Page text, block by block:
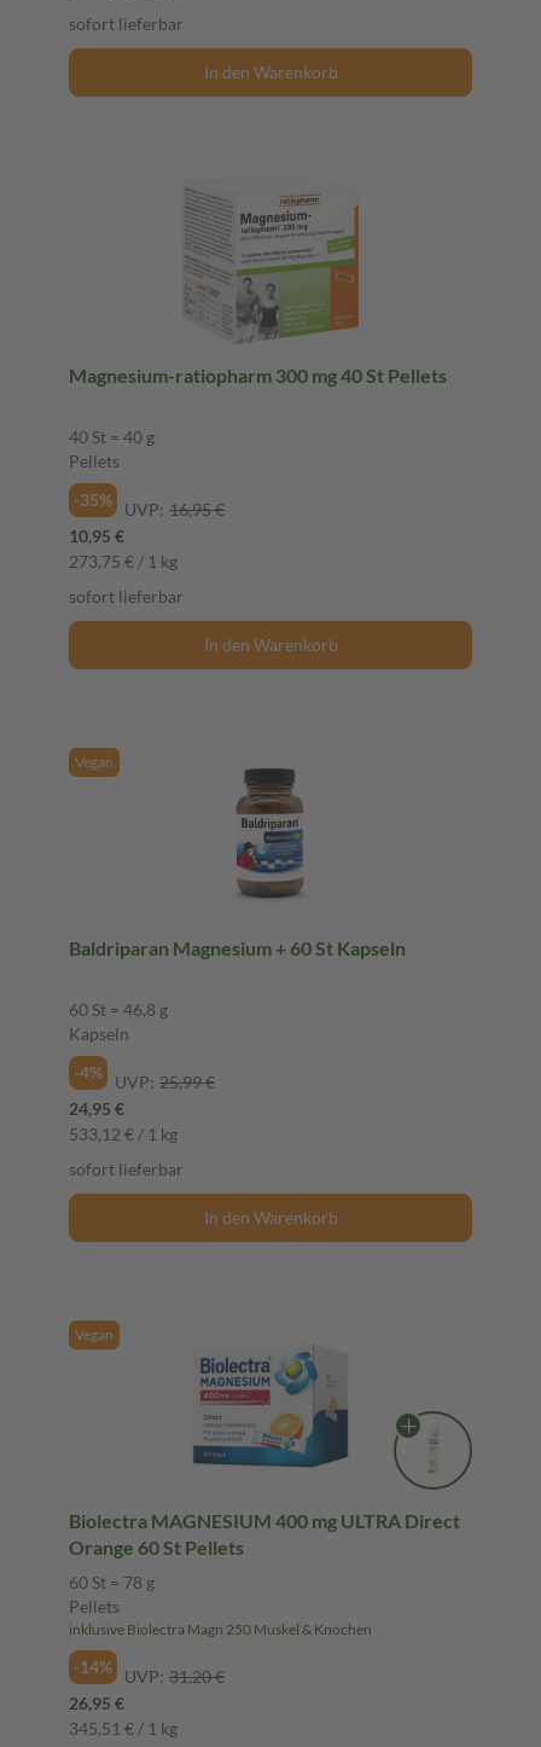
sofort lieferbar
In den Warenkorb
Magnesium-ratiopharm 300 mg 40 St Pellets
40 St = 40 g
Pellets
-35%
UVP: 16,95 €
10,95 €
273,75 € / 1 kg
sofort lieferbar
In den Warenkorb
Vegan
Baldriparan Magnesium + 60 St Kapseln
60 St = 46,8 g
Kapseln
-4%
UVP: 25,99 €
24,95 €
533,12 € / 1 kg
sofort lieferbar
In den Warenkorb
Vegan
Biolectra MAGNESIUM 400 mg ULTRA Direct
Orange 60 St Pellets
60 St = 78 g
Pellets
inklusive Biolectra Magn 250 Muskel & Knochen
-14% UVP: 31,20 €
26,95 €
345,51 € / 1 kg